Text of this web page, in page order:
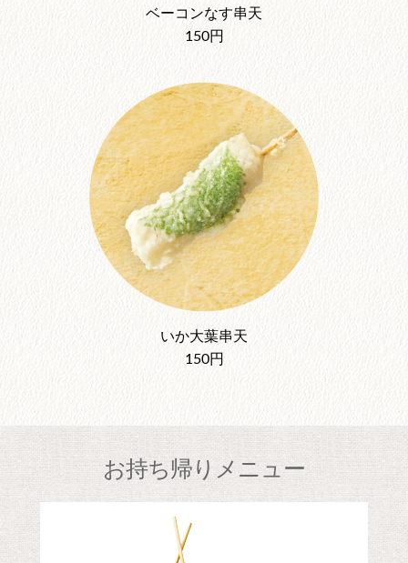
ベーコンなす串天
150円
いか大葉串天
150円
お持ち帰りメニュー